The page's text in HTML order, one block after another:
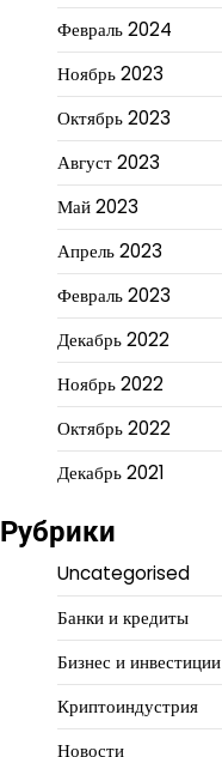
Февраль 2024
Ноябрь 2023
Октябрь 2023
Август 2023
Май 2023
Апрель 2023
Февраль 2023
Декабрь 2022
Ноябрь 2022
Октябрь 2022
Декабрь 2021
Рубрики
Uncategorised
Банки и кредиты
Бизнес и инвестиции
Криптоиндустрия
Новости